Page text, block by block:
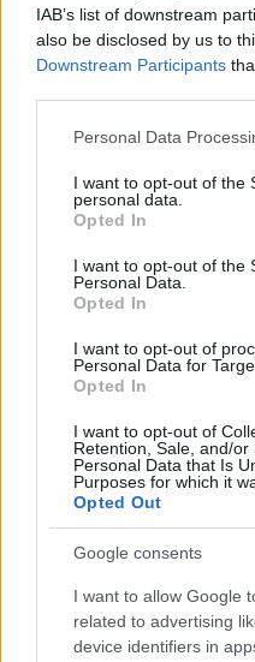
IAB’s list of downstream
also be disclosed by us to
Downstream Participants
Please note that this
not limited to your visit or
grant or deny consent to
use your data for below
consent section.
Personal Data
I want to opt-out of the
personal data.
Opted In
I want to opt-out of the
Personal Data.
Opted In
I want to opt-out of
Personal Data for
Opted In
I want to opt-out of
Retention, Sale, and/or
Personal Data that Is
Purposes for which it
Opted Out
Google consents
I want to allow Google
related to advertising
device identifiers in
A szereplőgárda
meglepetéseket: az
higgadt férfiakat alakító
grimaszoló, szünet
eszement, túlpörgetett
állítólag komoly viták
a show-t. Sterling
előadott
fontosságáról (melyre
embereknek nincs
alakításokkal
ezredest alakító
cowboymutatványt
kiemelkedőek. A
szakítják meg gyors
színházi közvetítést
kiváló színészi munkát,